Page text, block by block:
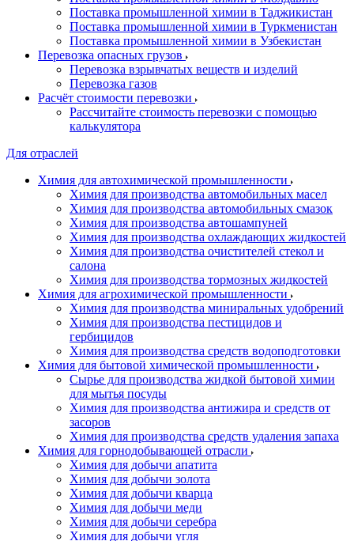
Поставка промышленной химии в Таджикистан
Поставка промышленной химии в Туркменистан
Поставка промышленной химии в Узбекистан
Перевозка опасных грузов
Перевозка взрывчатых веществ и изделий
Перевозка газов
Расчёт стоимости перевозки
Рассчитайте стоимость перевозки с помощью
калькулятора
Для отраслей
Химия для автохимической промышленности
Химия для производства автомобильных масел
Химия для производства автомобильных смазок
Химия для производства автошампуней
Химия для производства охлаждающих жидкостей
Химия для производства очистителей стекол и
салона
Химия для производства тормозных жидкостей
Химия для агрохимической промышленности
Химия для производства миниральных удобрений
Химия для производства пестицидов и
гербицидов
Химия для производства средств водоподготовки
Химия для бытовой химической промышленности
Сырье для производства жидкой бытовой химии
для мытья посуды
Химия для производства антижира и средств от
засоров
Химия для производства средств удаления запаха
Химия для горнодобывающей отрасли
Химия для добычи апатита
Химия для добычи золота
Химия для добычи кварца
Химия для добычи меди
Химия для добычи серебра
Химия для добычи угля